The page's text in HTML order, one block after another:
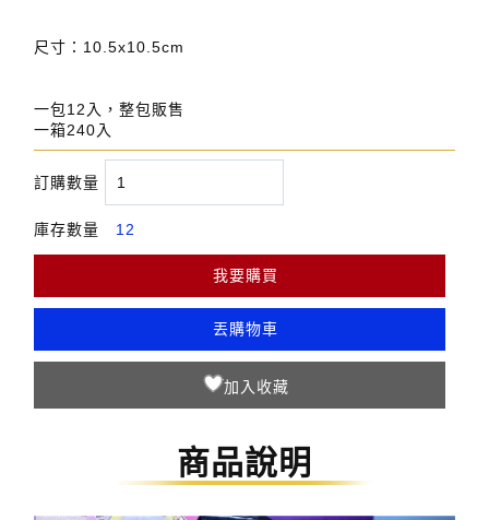
尺寸：10.5x10.5cm
一包12入，整包販售
一箱240入
訂購數量
庫存數量 12
我要購買
丟購物車
商品說明